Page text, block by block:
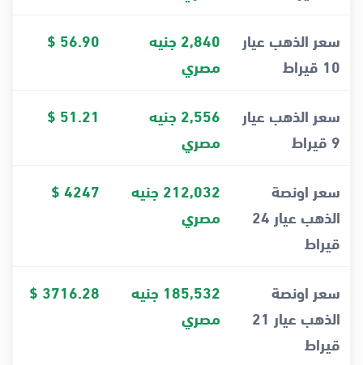
سعر الذهب عيار
10 قيراط
2,840 جنيه
مصري
56.90 $
سعر الذهب عيار
9 قيراط
2,556 جنيه
مصري
51.21 $
سعر اونصة
الذهب عيار 24
قيراط
212,032 جنيه
مصري
4247 $
سعر اونصة
الذهب عيار 21
قيراط
185,532 جنيه
مصري
3716.28 $